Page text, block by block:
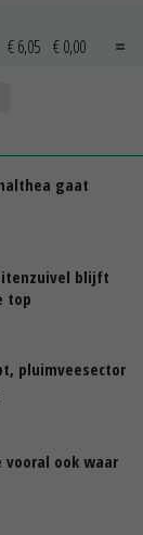
€ 6,05 € 0,00
gaat
blijft
top
pluimveesector
ook waar